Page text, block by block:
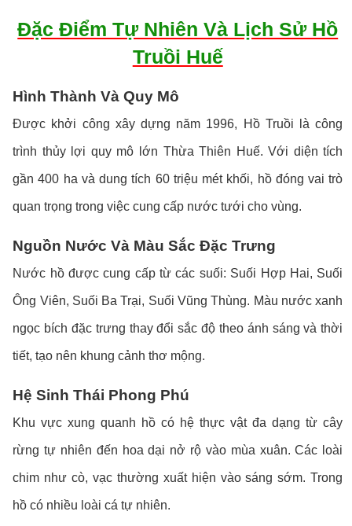
Đặc Điểm Tự Nhiên Và Lịch Sử Hồ
Truồi Huế
Hình Thành Và Quy Mô
Được khởi công xây dựng năm 1996, Hồ Truồi là công
trình thủy lợi quy mô lớn Thừa Thiên Huế. Với diện tích
gần 400 ha và dung tích 60 triệu mét khối, hồ đóng vai trò
quan trọng trong việc cung cấp nước tưới cho vùng.
Nguồn Nước Và Màu Sắc Đặc Trưng
Nước hồ được cung cấp từ các suối: Suối Hợp Hai, Suối
Ông Viên, Suối Ba Trại, Suối Vũng Thùng. Màu nước xanh
ngọc bích đặc trưng thay đổi sắc độ theo ánh sáng và thời
tiết, tạo nên khung cảnh thơ mộng.
Hệ Sinh Thái Phong Phú
Khu vực xung quanh hồ có hệ thực vật đa dạng từ cây
rừng tự nhiên đến hoa dại nở rộ vào mùa xuân. Các loài
chim như cò, vạc thường xuất hiện vào sáng sớm. Trong
hồ có nhiều loài cá tự nhiên.